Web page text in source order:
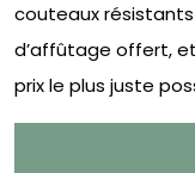
couteaux
d’affûtage offert,
prix le plus juste